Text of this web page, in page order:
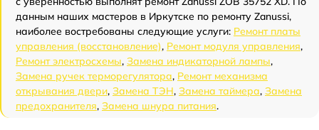
данным наших мастеров в Иркутске по ремонту Zanussi,
наиболее востребованы следующие услуги: Ремонт платы
управления (восстановление), Ремонт модуля управления,
Ремонт электросхемы, Замена индикаторной лампы,
Замена ручек терморегулятора, Ремонт механизма
открывания двери, Замена ТЭН, Замена таймера, Замена
предохранителя, Замена шнура питания.